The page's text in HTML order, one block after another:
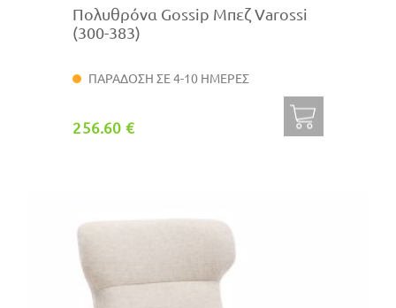
Πολυθρόνα Gossip Μπεζ Varossi
(300-383)
ΠΑΡΑΔΟΣΗ ΣΕ 4-10 ΗΜΕΡΕΣ
256.60 €